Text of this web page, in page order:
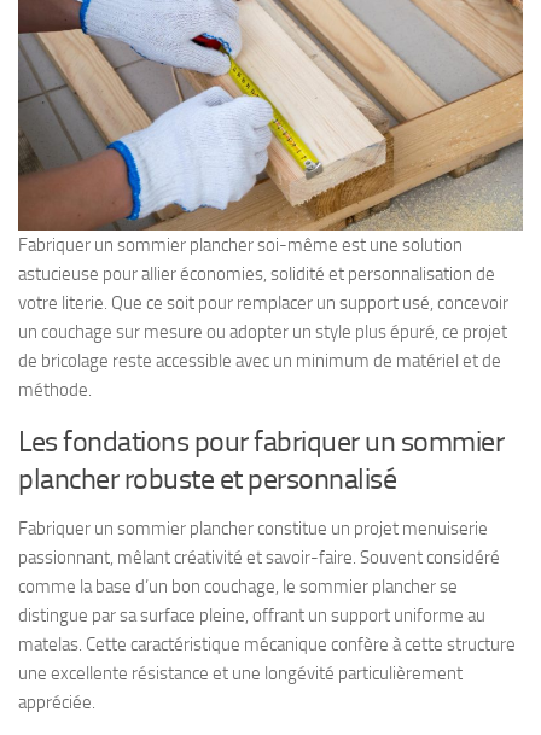
Fabriquer un sommier plancher soi-même est une solution
astucieuse pour allier économies, solidité et personnalisation de
votre literie. Que ce soit pour remplacer un support usé, concevoir
un couchage sur mesure ou adopter un style plus épuré, ce projet
de bricolage reste accessible avec un minimum de matériel et de
méthode.
Les fondations pour fabriquer un sommier
plancher robuste et personnalisé
Fabriquer un sommier plancher constitue un projet menuiserie
passionnant, mêlant créativité et savoir-faire. Souvent considéré
comme la base d’un bon couchage, le sommier plancher se
distingue par sa surface pleine, offrant un support uniforme au
matelas. Cette caractéristique mécanique confère à cette structure
une excellente résistance et une longévité particulièrement
appréciée.